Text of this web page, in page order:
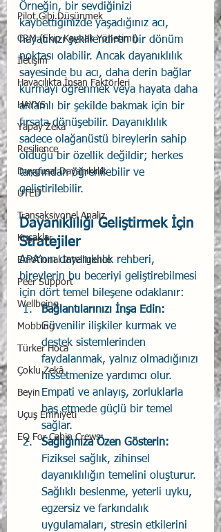
Pilot Gibi Düşünmek
CRM (Ekip Kaynak Yönetimi)
İletişim
Havacılıkta İnsan Faktörleri
HAYYS
Yapay Zekâ
Resilience
Duygusal Dayanıklılık
UTED
Transaksiyonel Analiz
Kuşaklar
Emotional Intelligence
Peer Support
Wellbeing
Mobbing
Türker Hoca
Çoklu Zekâ
Beyin
Uçuş Emniyeti
EQ For Cabin Crews
Örneğin, bir sevdiğinizi
kaybettiğinizde yaşadığınız acı,
hayatınızı şekillendiren bir dönüm
noktası olabilir. Ancak dayanıklılık
sayesinde bu acı, daha derin bağlar
kurmayı öğrenmek veya hayata daha
anlamlı bir şekilde bakmak için bir
fırsata dönüşebilir. Dayanıklılık
sadece olağanüstü bireylerin sahip
olduğu bir özellik değildir; herkes
tarafından öğrenilebilir ve
geliştirilebilir.
Dayanıklılığı Geliştirmek İçin
Stratejiler
APA’nın dayanıklılık rehberi,
bireylerin bu beceriyi geliştirebilmesi
için dört temel bileşene odaklanır:
Bağlantılarınızı İnşa Edin:
Güvenilir ilişkiler kurmak ve
destek sistemlerinden
faydalanmak, yalnız olmadığınızı
hissetmenize yardımcı olur.
Empati ve anlayış, zorluklarla
baş etmede güçlü bir temel
sağlar.
Sağlığınıza Özen Gösterin:
Fiziksel sağlık, zihinsel
dayanıklılığın temelini oluşturur.
Sağlıklı beslenme, yeterli uyku,
egzersiz ve farkındalık
uygulamaları, stresin etkilerini